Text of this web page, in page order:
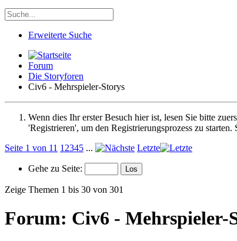
Erweiterte Suche
Forum
Die Storyforen
Civ6 - Mehrspieler-Storys
Wenn dies Ihr erster Besuch hier ist, lesen Sie bitte
'Registrieren', um den Registrierungsprozess zu
Seite 1 von 11 1 2345 ... Letzte
Gehe zu Seite:
Zeige Themen 1 bis 30 von 301
Forum: Civ6 - Mehrspieler-